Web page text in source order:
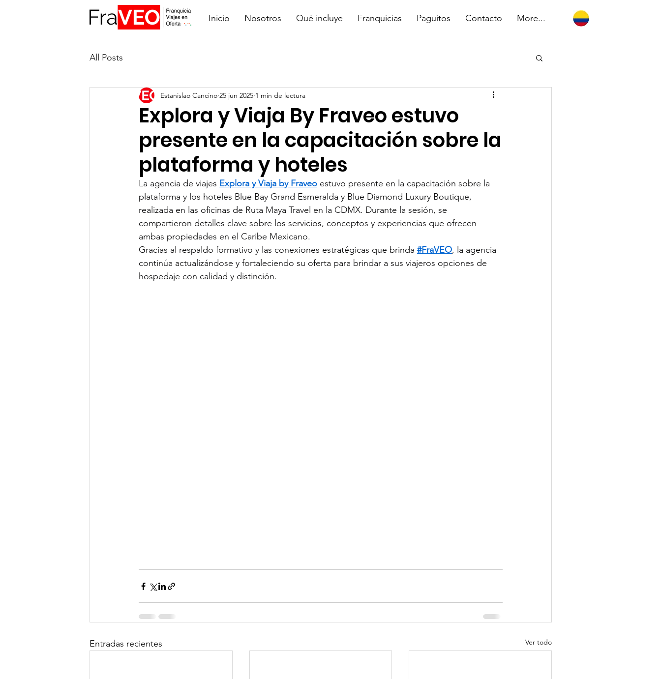
Inicio Nosotros Qué incluye Franquicias Paguitos Contacto More...
All Posts
Explora y Viaja By Fraveo estuvo
presente en la capacitación sobre la
plataforma y hoteles
Estanislao Cancino 25 jun 2025 1 min de lectura
La agencia de viajes Explora y Viaja by Fraveo estuvo presente en la capacitación sobre la
plataforma y los hoteles Blue Bay Grand Esmeralda y Blue Diamond Luxury Boutique,
realizada en las oficinas de Ruta Maya Travel en la CDMX. Durante la sesión, se
compartieron detalles clave sobre los servicios, conceptos y experiencias que ofrecen
ambas propiedades en el Caribe Mexicano.
Gracias al respaldo formativo y las conexiones estratégicas que brinda #FraVEO, la agencia
continúa actualizándose y fortaleciendo su oferta para brindar a sus viajeros opciones de
hospedaje con calidad y distinción.
Entradas recientes Ver todo